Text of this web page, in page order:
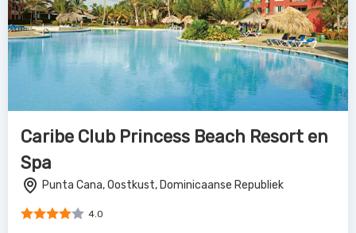
Caribe Club Princess Beach Resort en
Spa
Punta Cana, Oostkust, Dominicaanse Republiek
4.0